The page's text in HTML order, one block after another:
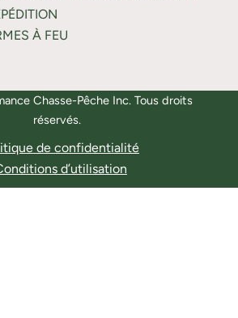
À FEU
Chasse-Pêche Inc. Tous droits
réservés.
de confidentialité
d’utilisation